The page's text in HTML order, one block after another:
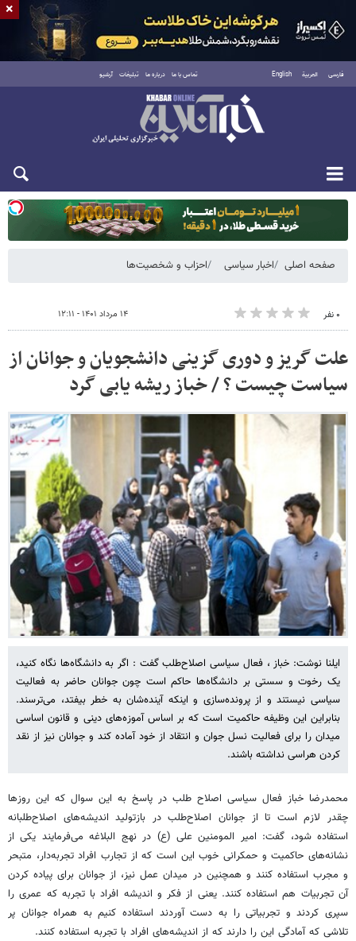
فارسی العربية English تماس با ما درباره ما تبلیغات آرشیو
یکشنبه ۱۸ مرداد ۱۴۰۵
صفحه اصلی اخبار سیاسی احزاب و شخصیت‌ها
۰ نفر ۱۴ مرداد ۱۴۰۱ - ۱۲:۱۱
علت گریز و دوری گزینی دانشجویان و جوانان از
سیاست چیست ؟ / خباز ریشه یابی گرد
ایلنا نوشت: خباز ، فعال سیاسی اصلاح‌طلب گفت : اگر به دانشگاه‌ها نگاه کنید،
یک رخوت و سستی بر دانشگاه‌ها حاکم است چون جوانان حاضر به فعالیت
سیاسی نیستند و از پرونده‌سازی و اینکه آینده‌شان به خطر بیفتد، می‌ترسند.
بنابراین این وظیفه حاکمیت است که بر اساس آموزه‌های دینی و قانون اساسی
میدان را برای فعالیت نسل جوان و انتقاد از خود آماده کند و جوانان نیز از نقد
کردن هراسی نداشته باشند.
محمدرضا خباز فعال سیاسی اصلاح طلب در پاسخ به این سوال که این روزها
چقدر لازم است تا از جوانان اصلاح‌طلب در بازتولید اندیشه‌های اصلاح‌طلبانه
استفاده شود، گفت: امیر المومنین علی (ع) در نهج البلاغه می‌فرمایند یکی از
نشانه‌های حاکمیت و حمکرانی خوب این است که از تجارب افراد تجربه‌دار، متبحر
و مجرب استفاده کنند و همچنین در میدان عمل نیز، از جوانان برای پیاده کردن
آن تجربیات هم استفاده کنند. یعنی از فکر و اندیشه افراد با تجربه که عمری را
سپری کردند و تجربیاتی را به دست آوردند استفاده کنیم به همراه جوانان پر
تلاشی که آمادگی این را دارند که از اندیشه‌های افراد با تجربه استفاده کنند.
×